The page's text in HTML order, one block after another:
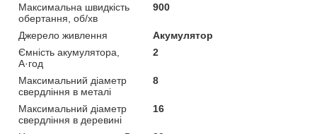
Максимальна швидкість
обертання, об/хв
900
Джерело живлення
Акумулятор
Ємність акумулятора,
А·год
2
Максимальний діаметр
свердління в металі
8
Максимальний діаметр
свердління в деревині
16